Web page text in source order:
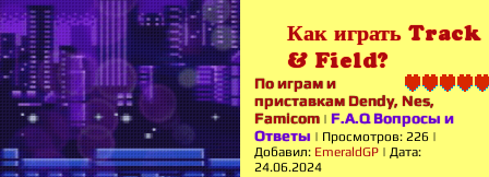
Как играть Track
& Field?
По играм и
приставкам Dendy, Nes,
Famicom | F.A.Q Вопросы и
Ответы | Просмотров: 226 |
Добавил: EmeraldGP | Дата:
24.06.2024